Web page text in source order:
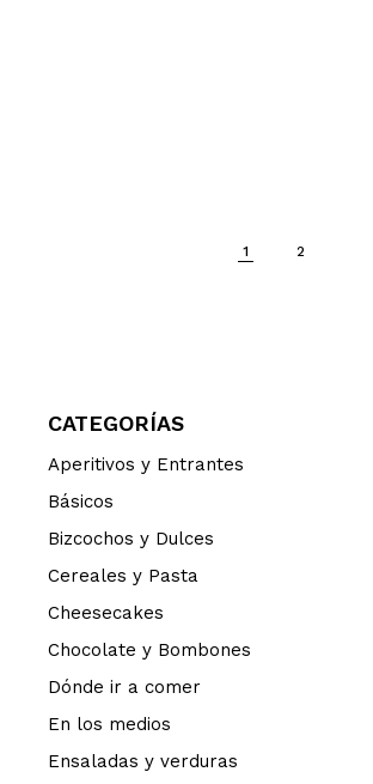
1 2
CATEGORÍAS
Aperitivos y Entrantes
Básicos
Bizcochos y Dulces
Cereales y Pasta
Cheesecakes
Chocolate y Bombones
Dónde ir a comer
En los medios
Ensaladas y verduras